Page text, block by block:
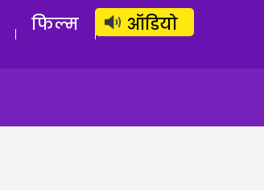
लॉग इन सब्सक्राइब करें
फिल्म ऑडियो